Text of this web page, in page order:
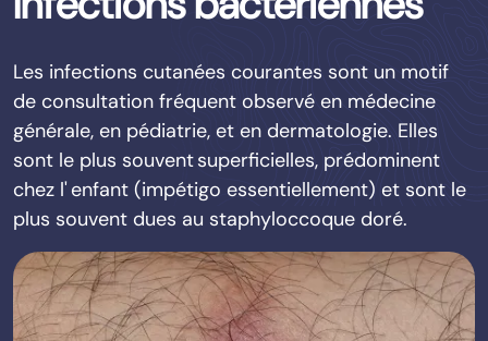
Les infections cutanées courantes sont un motif
de consultation fréquent observé en médecine
générale, en pédiatrie, et en dermatologie. Elles
sont le plus souvent superficielles, prédominent
chez l' enfant (impétigo essentiellement) et sont le
plus souvent dues au staphyloccoque doré.